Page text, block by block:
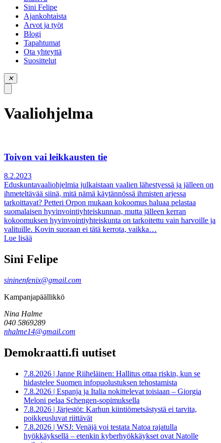
piilota
valikkoSini Felipe
Ajankohtaista
Arvot ja työt
Blogi
Tapahtumat
Ota yhteyttä
Suosittelut
✕
Vaaliohjelma
Toivon vai leikkausten tie
8.2.2023
Eduskuntavaaliohjelmia julkaistaan vaalien lähestyessä ja jälleen on
ihmeteltävää siinä, mitä nämä käytännössä ihmisten arjessa
tarkoittavat? Petteri Orpon mukaan kokoomus haluaa pelastaa
suomalaisen hyvinvointiyhteiskunnan, mutta jälleen kerran
kokoomuksen hyvinvointiyhteiskunta on tarkoitettu vain harvoille ja
valituille. Kovin suoraan ei tätä kerrota, vaikka…
Lue lisää
Sini Felipe
sininenfenix@gmail.com
Kampanjapäällikkö
Nina Halme
040 5869289
nhalme14@gmail.com
Demokraatti.fi uutiset
7.8.2026 | Janne Riiheläinen: Hallitus ottaa riskin, kun se
hidastelee Suomen infopuolustuksen tehostamista
7.8.2026 | Espanja ja Italia nokittelevat toisiaan – Giorgia
Meloni pelaa Schengen-sopimuksella
7.8.2026 | Järjestöt: Karhun kiintiömetsästystä ei tarvita,
poikkeusluvat riittävät
7.8.2026 | WSJ: Venäjä voi testata Natoa rajatulla
hyökkäyksellä – etenkin kyberhyökkäykset ovat Natolle